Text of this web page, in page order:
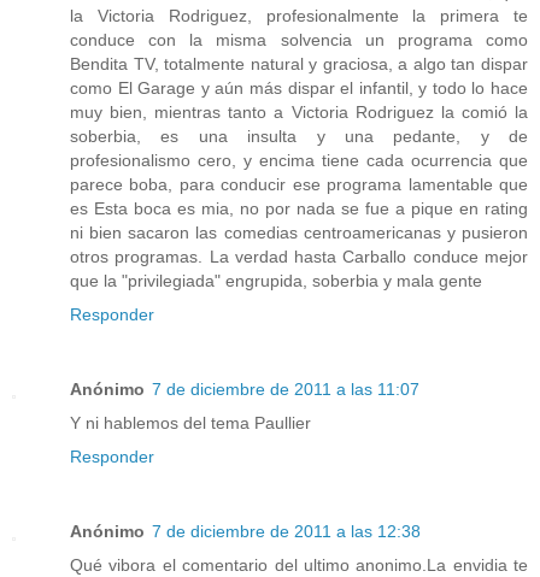
la Victoria Rodriguez, profesionalmente la primera te
conduce con la misma solvencia un programa como
Bendita TV, totalmente natural y graciosa, a algo tan dispar
como El Garage y aún más dispar el infantil, y todo lo hace
muy bien, mientras tanto a Victoria Rodriguez la comió la
soberbia, es una insulta y una pedante, y de
profesionalismo cero, y encima tiene cada ocurrencia que
parece boba, para conducir ese programa lamentable que
es Esta boca es mia, no por nada se fue a pique en rating
ni bien sacaron las comedias centroamericanas y pusieron
otros programas. La verdad hasta Carballo conduce mejor
que la "privilegiada" engrupida, soberbia y mala gente
Responder
Anónimo 7 de diciembre de 2011 a las 11:07
Y ni hablemos del tema Paullier
Responder
Anónimo 7 de diciembre de 2011 a las 12:38
Qué vibora el comentario del ultimo anonimo.La envidia te